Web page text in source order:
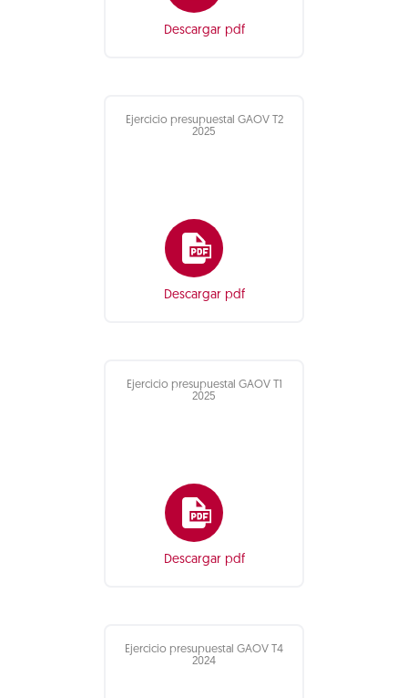
Descargar pdf
Ejercicio presupuestal GAOV T2
2025
Descargar pdf
Ejercicio presupuestal GAOV T1
2025
Descargar pdf
Ejercicio presupuestal GAOV T4
2024